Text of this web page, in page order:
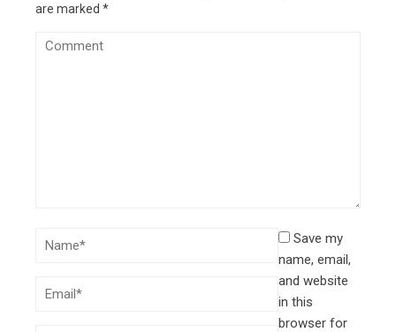
are marked *
Save my
name, email,
and website
in this
browser for